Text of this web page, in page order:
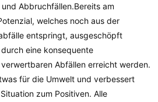
Abbruchfällen.Bereits am
welches noch aus der
entspringt, ausgeschöpft
eine konsequente
Abfällen erreicht werden.
für die Umwelt und verbessert
zum Positiven. Alle